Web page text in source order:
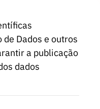
Dados e outros
a publicação
dados